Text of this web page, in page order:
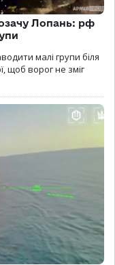
Лопань: рф
малі групи біля
щоб ворог не зміг